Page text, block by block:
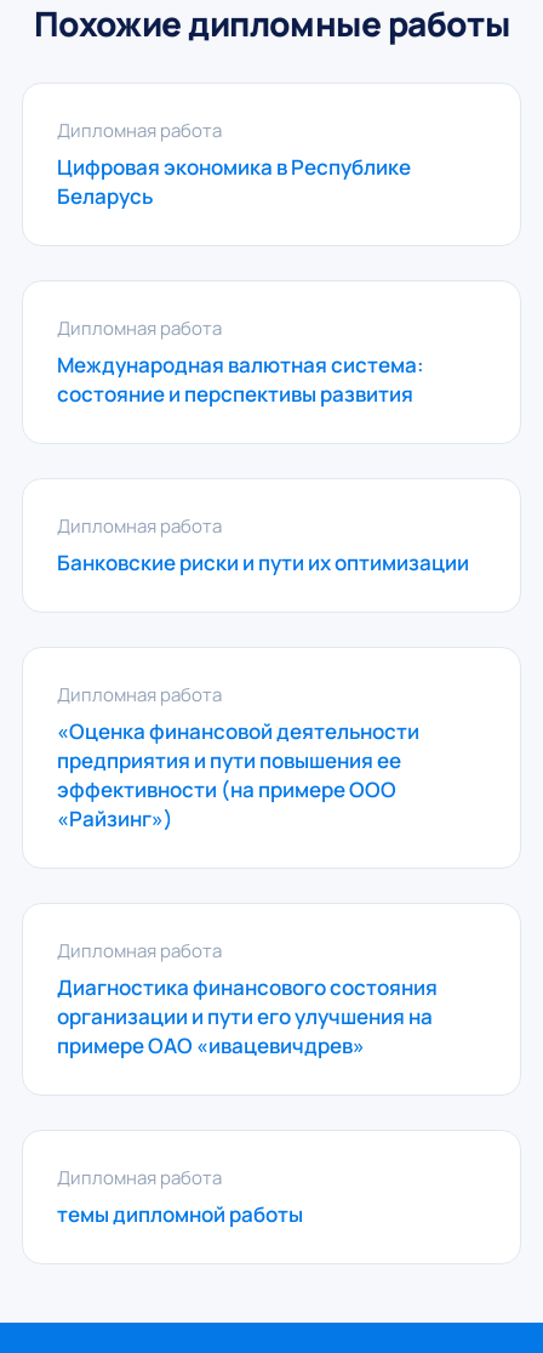
Похожие дипломные работы
Дипломная работа
Цифровая экономика в Республике
Беларусь
Дипломная работа
Международная валютная система:
состояние и перспективы развития
Дипломная работа
Банковские риски и пути их оптимизации
Дипломная работа
«Оценка финансовой деятельности
предприятия и пути повышения ее
эффективности (на примере ООО
«Райзинг»)
Дипломная работа
Диагностика финансового состояния
организации и пути его улучшения на
примере ОАО «ивацевичдрев»
Дипломная работа
темы дипломной работы